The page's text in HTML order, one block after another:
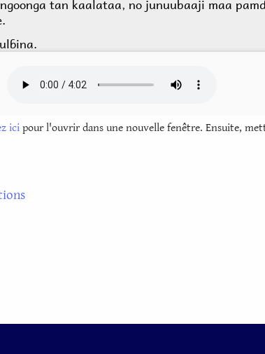
ici pour l'ouvrir dans une nouvelle fenêtre. Ensuite,